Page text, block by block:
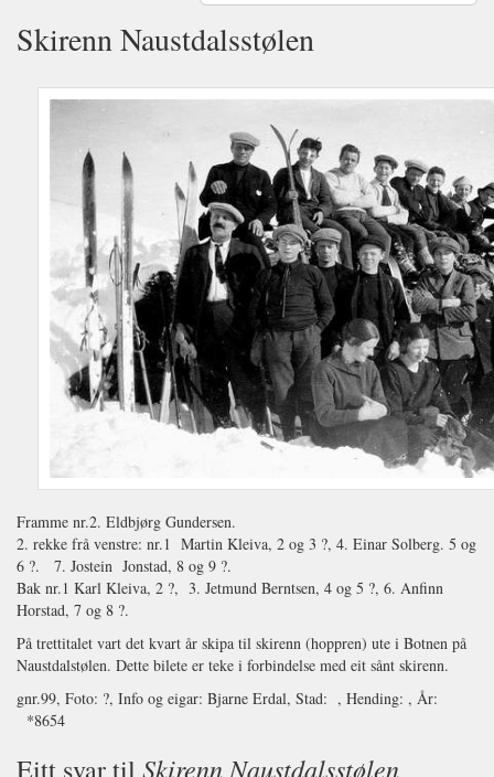
Skirenn Naustdalsstølen
Framme nr.2. Eldbjørg Gundersen.
2. rekke frå venstre: nr.1 Martin Kleiva, 2 og 3 ?, 4. Einar Solberg. 5 og
6 ?. 7. Jostein Jonstad, 8 og 9 ?.
Bak nr.1 Karl Kleiva, 2 ?, 3. Jetmund Berntsen, 4 og 5 ?, 6. Anfinn
Horstad, 7 og 8 ?.
På trettitalet vart det kvart år skipa til skirenn (hoppren) ute i Botnen på
Naustdalstølen. Dette bilete er teke i forbindelse med eit sånt skirenn.
gnr.99, Foto: ?, Info og eigar: Bjarne Erdal, Stad: , Hending: , År:
*8654
Eitt svar til Skirenn Naustdalsstølen